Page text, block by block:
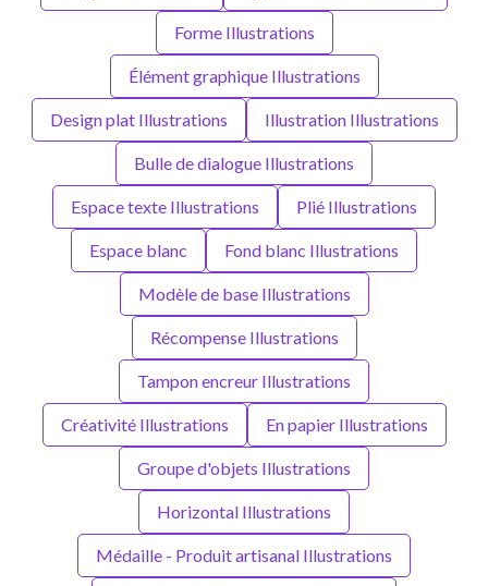
Forme Illustrations
Élément graphique Illustrations
Design plat Illustrations Illustration Illustrations
Bulle de dialogue Illustrations
Espace texte Illustrations Plié Illustrations
Espace blanc Fond blanc Illustrations
Modèle de base Illustrations
Récompense Illustrations
Tampon encreur Illustrations
Créativité Illustrations En papier Illustrations
Groupe d'objets Illustrations
Horizontal Illustrations
Médaille - Produit artisanal Illustrations